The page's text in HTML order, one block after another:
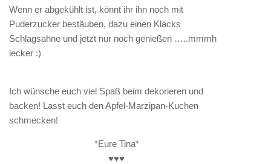
Wenn er abgekühlt ist, könnt ihr ihn noch mit
Puderzucker bestäuben, dazu einen Klacks
Schlagsahne und jetzt nur noch genießen …..mmmh
lecker :)
Ich wünsche euch viel Spaß beim dekorieren und
backen! Lasst euch den Apfel-Marzipan-Kuchen
schmecken!
*Eure Tina*
♥♥♥